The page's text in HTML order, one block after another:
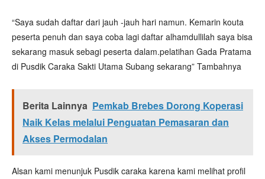
“Saya sudah daftar dari jauh -jauh hari namun. Kemarin kouta
peserta penuh dan saya coba lagi daftar alhamdullilah saya bisa
sekarang masuk sebagi peserta dalam.pelatihan Gada Pratama
di Pusdik Caraka Sakti Utama Subang sekarang” Tambahnya
Berita Lainnya Pemkab Brebes Dorong Koperasi
Naik Kelas melalui Penguatan Pemasaran dan
Akses Permodalan
Alsan kami menunjuk Pusdik caraka karena kami melihat profil